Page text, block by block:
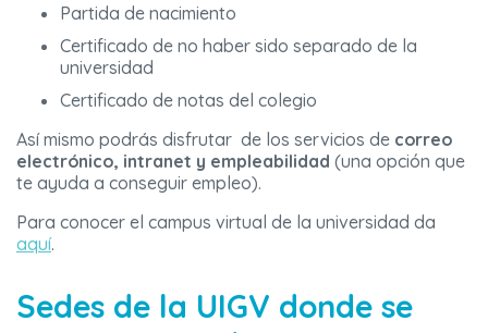
Partida de nacimiento
Certificado de no haber sido separado de la
universidad
Certificado de notas del colegio
Así mismo podrás disfrutar de los servicios de correo
electrónico, intranet y empleabilidad (una opción que
te ayuda a conseguir empleo).
Para conocer el campus virtual de la universidad da
aquí.
Sedes de la UIGV donde se